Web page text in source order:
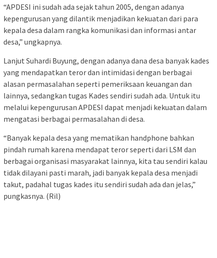
“APDESI ini sudah ada sejak tahun 2005, dengan adanya
kepengurusan yang dilantik menjadikan kekuatan dari para
kepala desa dalam rangka komunikasi dan informasi antar
desa,” ungkapnya.
Lanjut Suhardi Buyung, dengan adanya dana desa banyak kades
yang mendapatkan teror dan intimidasi dengan berbagai
alasan permasalahan seperti pemeriksaan keuangan dan
lainnya, sedangkan tugas Kades sendiri sudah ada. Untuk itu
melalui kepengurusan APDESI dapat menjadi kekuatan dalam
mengatasi berbagai permasalahan di desa.
“Banyak kepala desa yang mematikan handphone bahkan
pindah rumah karena mendapat teror seperti dari LSM dan
berbagai organisasi masyarakat lainnya, kita tau sendiri kalau
tidak dilayani pasti marah, jadi banyak kepala desa menjadi
takut, padahal tugas kades itu sendiri sudah ada dan jelas,”
pungkasnya. (Ril)